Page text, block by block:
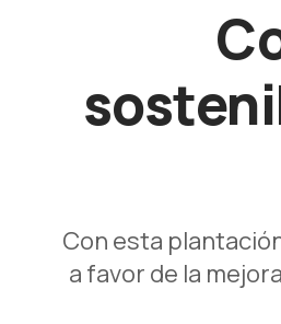
Con esta
a favor de la